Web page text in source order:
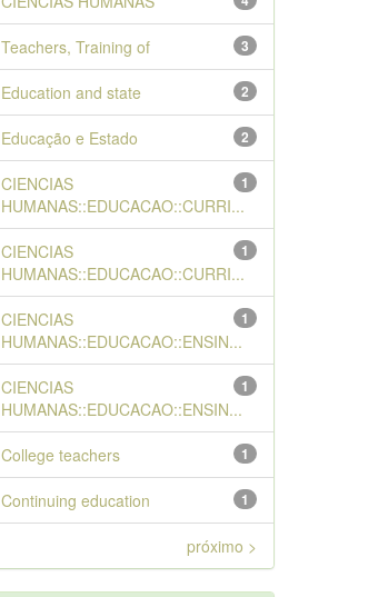
3
Teachers, Training of
2
Education and state
2
Educação e Estado
1
CIENCIAS
HUMANAS::EDUCACAO::CURRI...
1
CIENCIAS
HUMANAS::EDUCACAO::CURRI...
1
CIENCIAS
HUMANAS::EDUCACAO::ENSIN...
1
CIENCIAS
HUMANAS::EDUCACAO::ENSIN...
1
College teachers
1
Continuing education
próximo >